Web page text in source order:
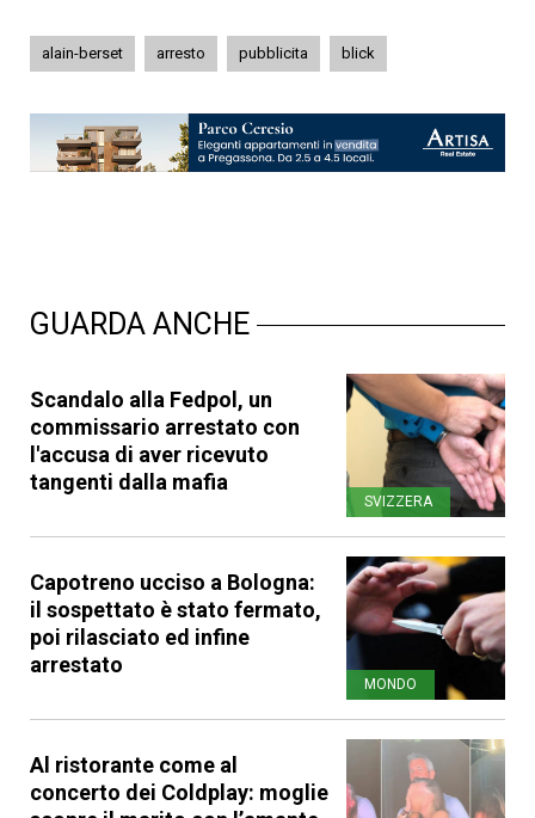
alain-berset arresto pubblicita blick
GUARDA ANCHE
Scandalo alla Fedpol, un
commissario arrestato con
l'accusa di aver ricevuto
tangenti dalla mafia
SVIZZERA
Capotreno ucciso a Bologna:
il sospettato è stato fermato,
poi rilasciato ed infine
arrestato
MONDO
Al ristorante come al
concerto dei Coldplay: moglie